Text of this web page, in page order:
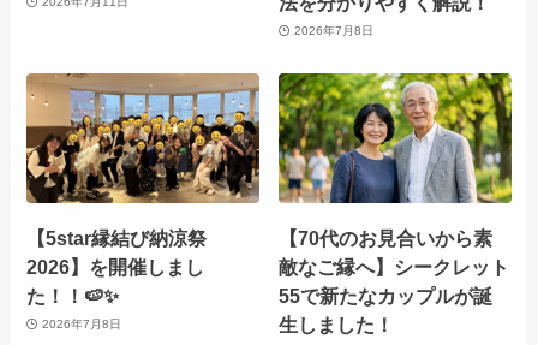
2026年7月8日
【5star縁結び納涼祭
2026】を開催しまし
た！！🍉✨
2026年7月8日
【70代のお見合いから素
敵なご縁へ】シークレット
55で新たなカップルが誕
生しました！